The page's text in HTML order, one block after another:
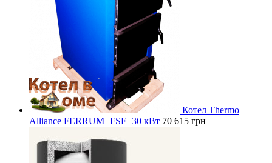
Котел Thermo
Alliance FERRUM+FSF+30 кВт 70 615 грн